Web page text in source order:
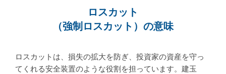
ロスカット
（強制ロスカット）の意味
ロスカットは、損失の拡大を防ぎ、投資家の資産を守っ
てくれる安全装置のような役割を担っています。建玉